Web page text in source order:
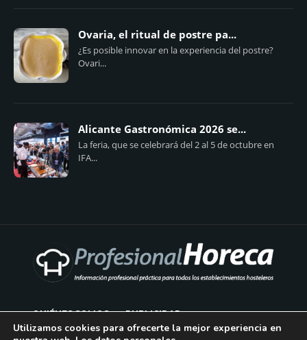
Ovaria, el ritual de postre pa...
¿Es posible innovar en la experiencia del postre?
Ovari...
Alicante Gastronómica 2026 se...
La feria, que se celebrará del 2 al 5 de octubre en
IFA...
QUIÉNES SOMOS PUBLICIDAD
Utilizamos cookies para ofrecerte la mejor experiencia en